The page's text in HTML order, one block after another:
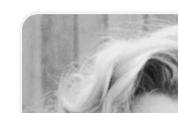
connexion
Avantages fidélité